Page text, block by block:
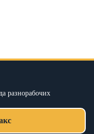
разнорабочих